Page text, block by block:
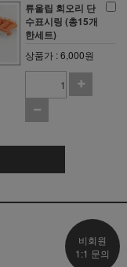
튜울립 회오리 단
수표시링 (총15개
한세트)
상품가 : 6,000원
비회원
1:1 문의